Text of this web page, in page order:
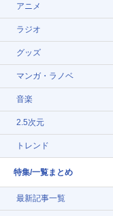
アニメ
ラジオ
グッズ
マンガ・ラノベ
音楽
2.5次元
トレンド
特集/一覧まとめ
最新記事一覧